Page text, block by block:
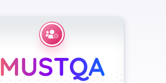
MUSTQA